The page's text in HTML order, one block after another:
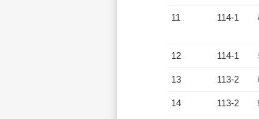
11 114-1
12 114-1
13 113-2
14 113-2